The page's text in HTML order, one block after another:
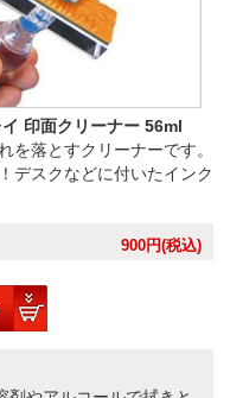
印面クリーナー 56ml
を落とすクリーナーです。
デスクなどに付いたインク
900円(税込)